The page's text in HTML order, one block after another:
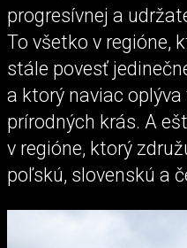
progresívnej a
To všetko v regióne,
stále povesť
a ktorý naviac
prírodných krás. A
v regióne, ktorý
poľskú, slovenskú a